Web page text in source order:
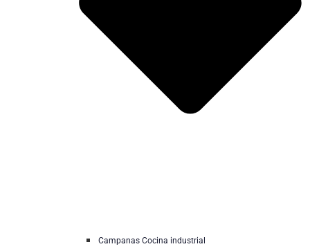
Campanas Cocina industrial